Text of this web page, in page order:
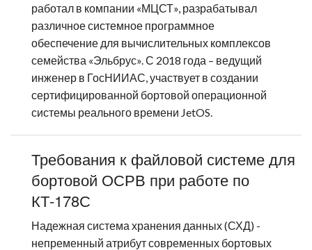
работал в компании «МЦСТ», разрабатывал
различное системное программное
обеспечение для вычислительных комплексов
семейства «Эльбрус». С 2018 года – ведущий
инженер в ГосНИИАС, участвует в создании
сертифицированной бортовой операционной
системы реального времени JetOS.
Требования к файловой системе для
бортовой ОСРВ при работе по
КТ-178С
Надежная система хранения данных (СХД) -
непременный атрибут современных бортовых